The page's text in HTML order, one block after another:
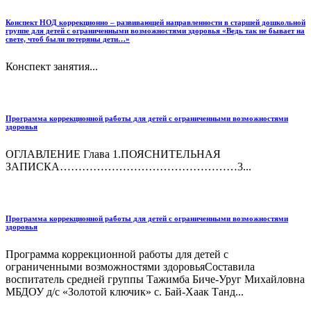
Конспект НОД коррекционно – развивающей направленности в старшей дошкольной
группе для детей с ограниченными возможностями здоровья «Ведь так не бывает на
свете, чтоб были потеряны дети…»
Конспект занятия...
Программа коррекционной работы для детей с ограниченными возможностями
здоровья
ОГЛАВЛЕНИЕ Глава 1.ПОЯСНИТЕЛЬНАЯ
ЗАПИСКА…………………………………………3...
Программа коррекционной работы для детей с ограниченными возможностями
здоровья
Программа коррекционной работы для детей с
ограниченными возможностями здоровьяСоставила
воспитатель средней группы Тажимба Биче-Уруг Михайловна
МБДОУ д/с «Золотой ключик» с. Бай-Хаак Танд...